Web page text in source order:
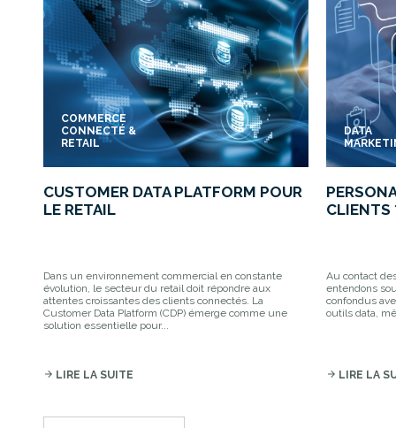
COMMERCE
CONNECTÉ &
RETAIL
CUSTOMER DATA PLATFORM POUR
LE RETAIL
Dans un environnement commercial en constante
évolution, le secteur du retail doit répondre aux
attentes croissantes des clients connectés. La
Customer Data Platform (CDP) émerge comme une
solution essentielle pour...
arrow_forward LIRE LA SUITE
DATA
CLIENTS
Au contact
entendons
confondus
outils data,
arrow_forward LIRE LA